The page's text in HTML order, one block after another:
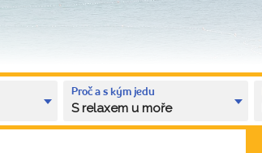
Proč a s kým jedu
S relaxem u moře